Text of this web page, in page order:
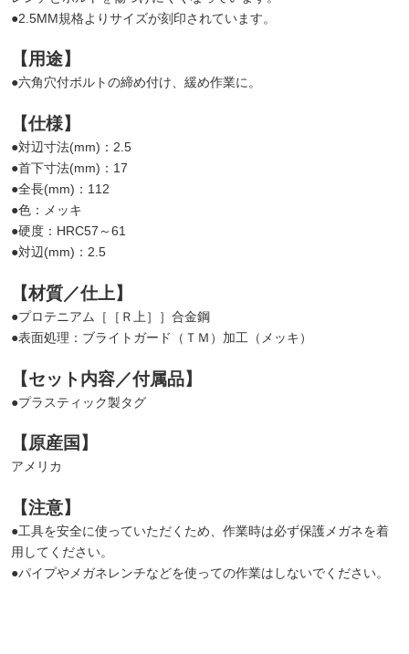
●2.5MM規格よりサイズが刻印されています。
【用途】
●六角穴付ボルトの締め付け、緩め作業に。
【仕様】
●対辺寸法(mm)：2.5
●首下寸法(mm)：17
●全長(mm)：112
●色：メッキ
●硬度：HRC57～61
●対辺(mm)：2.5
【材質／仕上】
●プロテニアム［［Ｒ上］］合金鋼
●表面処理：ブライトガード（ＴＭ）加工（メッキ）
【セット内容／付属品】
●プラスティック製タグ
【原産国】
アメリカ
【注意】
●工具を安全に使っていただくため、作業時は必ず保護メガネを着
用してください。
●パイプやメガネレンチなどを使っての作業はしないでください。